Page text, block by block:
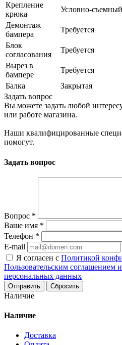
Крепление
крюка
Условно-
Демонтаж
бампера
Требуется
Блок
согласования
Требуется
Вырез в
бампере
Требуется
Балка
Закрытая
Задать вопрос
Вы можете задать любой
или работе магазина.
Наши квалифицированные
помогут.
Задать вопрос
Вопрос *
Ваше имя *
Телефон *
E-mail
Я согласен с Политикой
Пользовательским соглашением
персональных данных
Сбросить
Наличие
Наличие
Доставка